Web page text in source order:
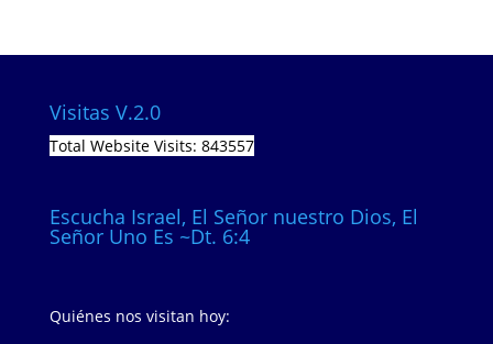
Visitas V.2.0
Total Website Visits: 843557
Escucha Israel, El Señor nuestro Dios, El
Señor Uno Es ~Dt. 6:4
Quiénes nos visitan hoy: